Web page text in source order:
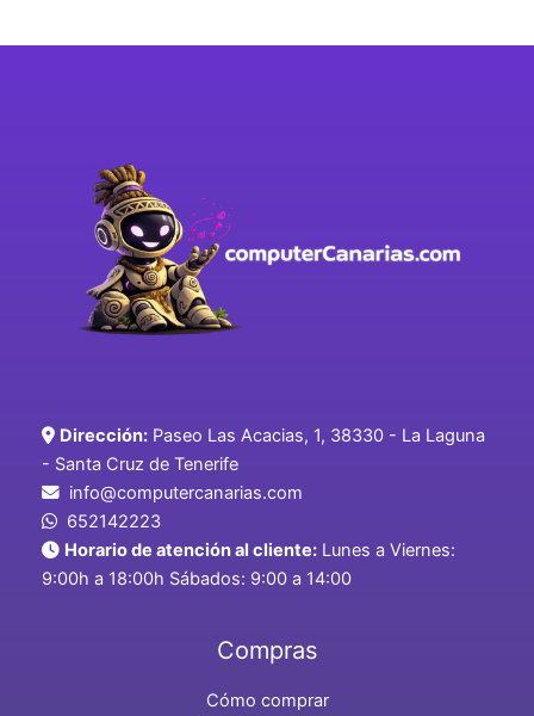
Dirección: Paseo Las Acacias, 1, 38330 - La Laguna
- Santa Cruz de Tenerife
info@computercanarias.com
652142223
Horario de atención al cliente: Lunes a Viernes:
9:00h a 18:00h Sábados: 9:00 a 14:00
Compras
Cómo comprar